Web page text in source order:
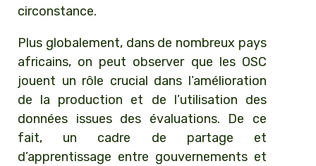
circonstance.
Plus globalement, dans de nombreux pays
africains, on peut observer que les OSC
jouent un rôle crucial dans l’amélioration
de la production et de l’utilisation des
données issues des évaluations. De ce
fait, un cadre de partage et
d’apprentissage entre gouvernements et